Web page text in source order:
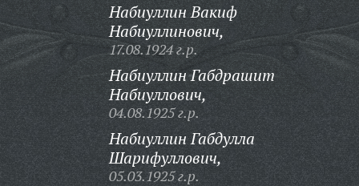
Набиуллин Вакиф
Набиуллинович,
17.08.1924 г.р.
Набиуллин Габдрашит
Набиуллович,
04.08.1925 г.р.
Набиуллин Габдулла
Шарифуллович,
05.03.1925 г.р.